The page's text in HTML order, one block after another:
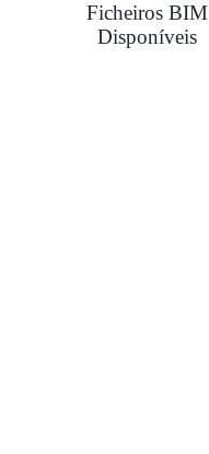
Ficheiros BIM
Disponíveis